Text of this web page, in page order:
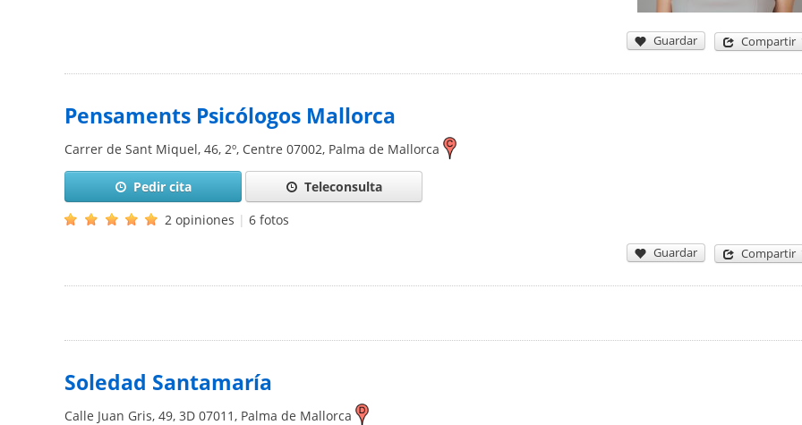
Guardar Compartir
Pensaments Psicólogos Mallorca
Carrer de Sant Miquel, 46, 2º, Centre 07002, Palma de Mallorca
Pedir cita
Teleconsulta
2 opiniones | 6 fotos
Guardar Compartir
Soledad Santamaría
Calle Juan Gris, 49, 3D 07011 , Palma de Mallorca